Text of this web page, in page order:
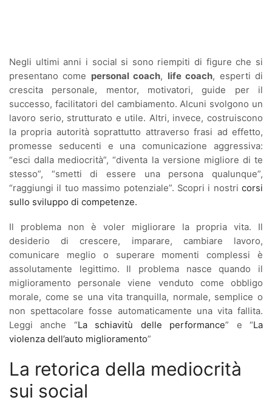
Negli ultimi anni i social si sono riempiti di figure che si
presentano come personal coach, life coach, esperti di
crescita personale, mentor, motivatori, guide per il
successo, facilitatori del cambiamento. Alcuni svolgono un
lavoro serio, strutturato e utile. Altri, invece, costruiscono
la propria autorità soprattutto attraverso frasi ad effetto,
promesse seducenti e una comunicazione aggressiva:
“esci dalla mediocrità”, “diventa la versione migliore di te
stesso”, “smetti di essere una persona qualunque”,
“raggiungi il tuo massimo potenziale”. Scopri i nostri corsi
sullo sviluppo di competenze.
Il problema non è voler migliorare la propria vita. Il
desiderio di crescere, imparare, cambiare lavoro,
comunicare meglio o superare momenti complessi è
assolutamente legittimo. Il problema nasce quando il
miglioramento personale viene venduto come obbligo
morale, come se una vita tranquilla, normale, semplice o
non spettacolare fosse automaticamente una vita fallita.
Leggi anche “La schiavitù delle performance” e “La
violenza dell’auto miglioramento”
La retorica della mediocrità
sui social